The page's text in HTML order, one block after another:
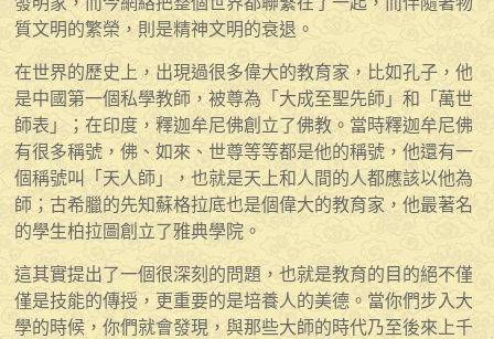
質文明的繁榮，則是精神文明的衰退。
在世界的歷史上，出現過很多偉大的教育家，比如孔子，他
是中國第一個私學教師，被尊為「大成至聖先師」和「萬世
師表」；在印度，釋迦牟尼佛創立了佛教。當時釋迦牟尼佛
有很多稱號，佛、如來、世尊等等都是他的稱號，他還有一
個稱號叫「天人師」，也就是天上和人間的人都應該以他為
師；古希臘的先知蘇格拉底也是個偉大的教育家，他最著名
的學生柏拉圖創立了雅典學院。
這其實提出了一個很深刻的問題，也就是教育的目的絕不僅
僅是技能的傳授，更重要的是培養人的美德。當你們步入大
學的時候，你們就會發現，與那些大師的時代乃至後來上千